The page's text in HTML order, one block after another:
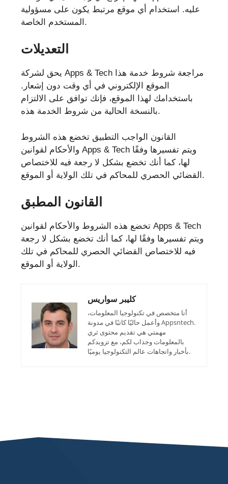
عليه. استخدام أي موقع مرتبط يكون على مسؤولية
المستخدم الخاصة.
التعديلات
يحق لشركة Apps & Tech مراجعة شروط خدمة هذا
الموقع الإلكتروني في أي وقت دون إشعار.
باستخدامك لهذا الموقع، فإنك توافق على الالتزام
بالنسخة الحالية من شروط الخدمة هذه.
القانون الواجب التطبيق تخضع هذه الشروط
والأحكام لقوانين Apps & Tech ويتم تفسيرها وفقًا
لها، كما أنك تخضع بشكل لا رجعة فيه للاختصاص
القضائي الحصري للمحاكم في تلك الولاية أو الموقع.
القانون المطبق
تخضع هذه الشروط والأحكام لقوانين Apps & Tech
ويتم تفسيرها وفقًا لها، كما أنك تخضع بشكل لا رجعة
فيه للاختصاص القضائي الحصري للمحاكم في تلك
الولاية أو الموقع.
كليبر سواريس
أنا متخصص في تكنولوجيا المعلومات،
وأعمل حاليًا كاتبًا في مدونة Appsntech.
مهمتي هي تقديم محتوى ثري
بالمعلومات وجذاب لكم، مع تزويدكم
بأخبار واتجاهات عالم التكنولوجيا يوميًا.